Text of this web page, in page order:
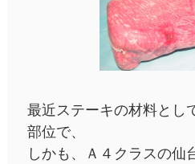
最近ステーキの材料とし
部位で、
しかも、Ａ４クラスの仙